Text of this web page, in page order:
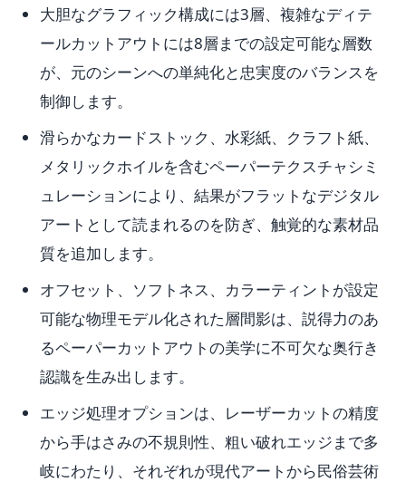
大胆なグラフィック構成には3層、複雑なディテ
ールカットアウトには8層までの設定可能な層数
が、元のシーンへの単純化と忠実度のバランスを
制御します。
滑らかなカードストック、水彩紙、クラフト紙、
メタリックホイルを含むペーパーテクスチャシミ
ュレーションにより、結果がフラットなデジタル
アートとして読まれるのを防ぎ、触覚的な素材品
質を追加します。
オフセット、ソフトネス、カラーティントが設定
可能な物理モデル化された層間影は、説得力のあ
るペーパーカットアウトの美学に不可欠な奥行き
認識を生み出します。
エッジ処理オプションは、レーザーカットの精度
から手はさみの不規則性、粗い破れエッジまで多
岐にわたり、それぞれが現代アートから民俗芸術